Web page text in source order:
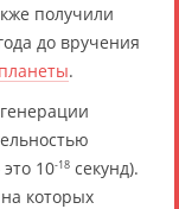
получили
до вручения
.
10-18 секунд).
которых